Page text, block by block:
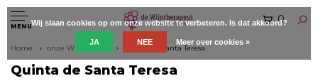
MENU
0
Home onze Wijnboeren Quinta de Santa Teresa
Quinta de Santa Teresa
Wij slaan cookies op om onze website te verbeteren. Is dat akkoord?
JA NEE Meer over cookies »